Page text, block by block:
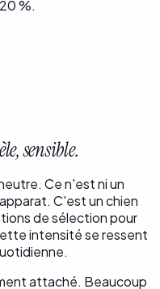
%.
sensible.
Ce n'est ni un
C'est un chien
de sélection pour
intensité se ressent
attaché. Beaucoup